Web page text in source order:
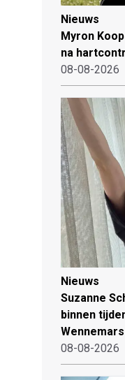
Nieuws
Myron
na
08-08-2026
Nieuws
Suzanne
binnen
Wennemars
08-08-2026